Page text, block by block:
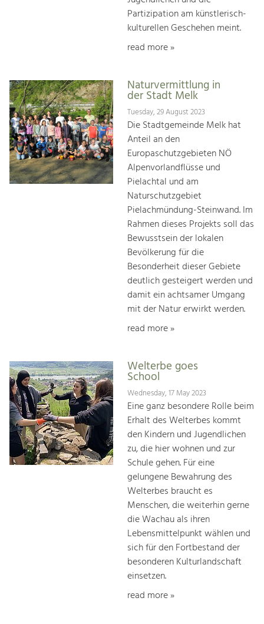
Partizipation am künstlerisch-
kulturellen Geschehen meint.
read more »
Naturvermittlung in
der Stadt Melk
Tuesday, 29 August 2023
Die Stadtgemeinde Melk hat
Anteil an den
Europaschutzgebieten NÖ
Alpenvorlandflüsse und
Pielachtal und am
Naturschutzgebiet
Pielachmündung-Steinwand. Im
Rahmen dieses Projekts soll das
Bewusstsein der lokalen
Bevölkerung für die
Besonderheit dieser Gebiete
deutlich gesteigert werden und
damit ein achtsamer Umgang
mit der Natur erwirkt werden.
read more »
Welterbe goes
School
Wednesday, 17 May 2023
Eine ganz besondere Rolle beim
Erhalt des Welterbes kommt
den Kindern und Jugendlichen
zu, die hier woh­nen und zur
Schule gehen. Für eine
gelungene Bewah­rung des
Welterbes braucht es
Menschen, die weiterhin gerne
die Wachau als ihren
Lebensmittelpunkt wählen und
sich für den Fortbestand der
besonderen Kulturlandschaft
einsetzen.
read more »